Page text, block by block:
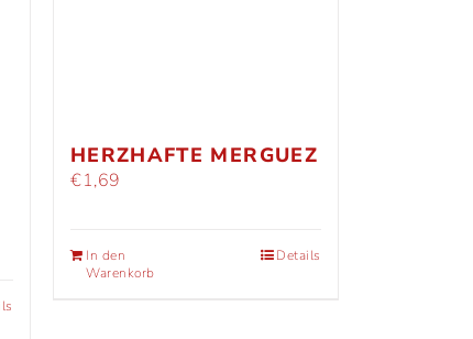
HERZHAFTE MERGUEZ
€1,69
In den
Warenkorb
Details